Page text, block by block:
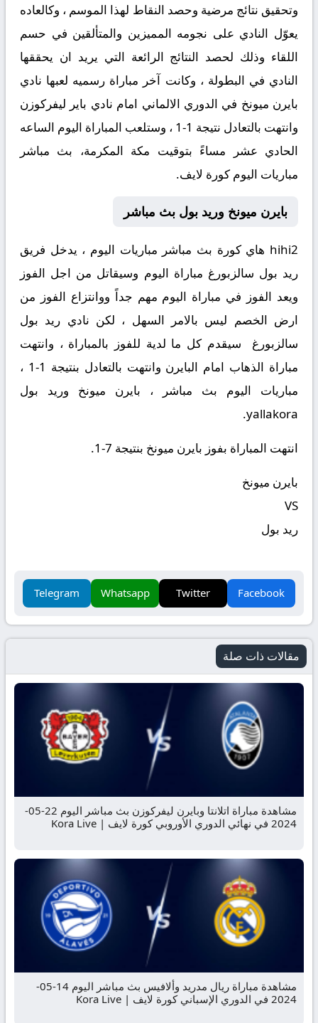
وتحقيق نتائج مرضية وحصد النقاط لهذا الموسم ، وكالعاده
يعوّل النادي على نجومه المميزين والمتألقين في حسم
اللقاء وذلك لحصد النتائج الرائعة التي يريد ان يحققها
النادي في البطولة ، وكانت آخر مباراة رسميه لعبها نادي
بايرن ميونخ في الدوري الالماني امام نادي باير ليفركوزن
وانتهت بالتعادل نتيجة 1-1 ، وستلعب المباراة اليوم الساعه
الحادي عشر مساءً بتوقيت مكة المكرمة، بث مباشر
مباريات اليوم كورة لايف.
بايرن ميونخ وريد بول بث مباشر
hihi2 هاي كورة بث مباشر مباريات اليوم ، يدخل فريق
ريد بول سالزبورغ مباراة اليوم وسيقاتل من اجل الفوز
ويعد الفوز في مباراة اليوم مهم جداً ووانتزاع الفوز من
ارض الخصم ليس بالامر السهل ، لكن نادي ريد بول
سالزبورغ سيقدم كل ما لدية للفوز بالمباراة ، وانتهت
مباراة الذهاب امام البايرن وانتهت بالتعادل بنتيجة 1-1 ،
مباريات اليوم بث مباشر ، بايرن ميونخ وريد بول
yallakora.
انتهت المباراة بفوز بايرن ميونخ بنتيجة 7-1.
بايرن ميونخ
VS
ريد بول
Facebook
Twitter
Whatsapp
Telegram
مقالات ذات صلة
مشاهدة مباراة اتلانتا وبايرن ليفركوزن بث مباشر اليوم 22-05-
2024 في نهائي الدوري الأوروبي كورة لايف | Kora Live
مشاهدة مباراة ريال مدريد وألافيس بث مباشر اليوم 14-05-
2024 في الدوري الإسباني كورة لايف | Kora Live